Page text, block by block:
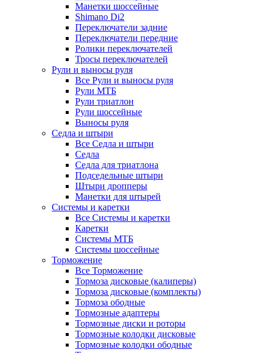
Манетки шоссейные
Shimano Di2
Переключатели задние
Переключатели передние
Ролики переключателей
Тросы переключателей
Рули и выносы руля
Все Рули и выносы руля
Рули МТБ
Рули триатлон
Рули шоссейные
Выносы руля
Седла и штыри
Все Седла и штыри
Седла
Седла для триатлона
Подседельные штыри
Штыри дропперы
Манетки для штырей
Системы и каретки
Все Системы и каретки
Каретки
Системы МТБ
Системы шоссейные
Торможение
Все Торможение
Тормоза дисковые (калиперы)
Тормоза дисковые (комплекты)
Тормоза ободные
Тормозные адаптеры
Тормозные диски и роторы
Тормозные колодки дисковые
Тормозные колодки ободные